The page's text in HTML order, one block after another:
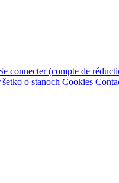
connecter (compte de
o stanoch Cookies